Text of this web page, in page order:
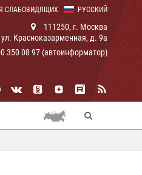
РУССКИЙ
СЛАБОВИДЯЩИХ
111250, г. Москва
ул. Красноказарменная, д. 9а
350 08 97 (автоинформатор)